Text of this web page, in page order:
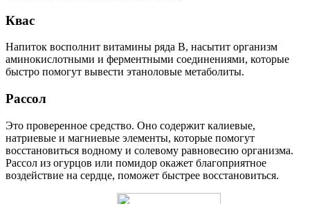
Квас
Напиток восполнит витамины ряда В, насытит организм
аминокислотными и ферментными соединениями, которые
быстро помогут вывести этаноловые метаболиты.
Рассол
Это проверенное средство. Оно содержит калиевые,
натриевые и магниевые элементы, которые помогут
восстановиться водному и солевому равновесию организма.
Рассол из огурцов или помидор окажет благоприятное
воздействие на сердце, поможет быстрее восстановиться.